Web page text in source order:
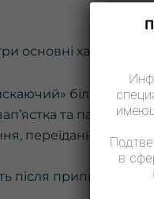
основні
біль за
та пальців;
переїдання або
припинення
в